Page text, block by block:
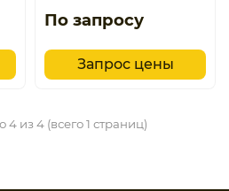
По запросу
Запрос цены
4 из 4 (всего 1 страниц)